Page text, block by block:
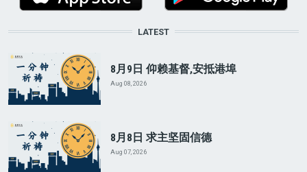
LATEST
8月9日 仰赖基督,安抵港埠
Aug 08, 2026
8月8日 求主坚固信德
Aug 07, 2026